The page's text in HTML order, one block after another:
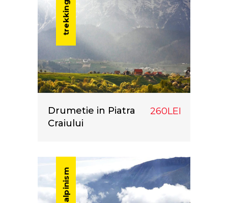
Drumetie in Piatra
Craiului
260LEI
trekking
alpinism